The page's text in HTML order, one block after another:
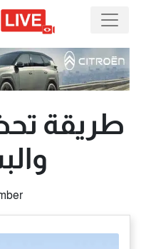
طريقة
: